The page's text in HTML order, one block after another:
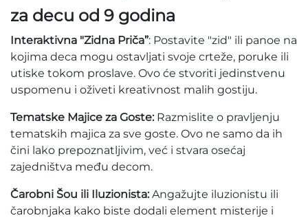
za decu od 9 godina
Interaktivna "Zidna Priča”: Postavite "zid" ili panoe na
kojima deca mogu ostavljati svoje crteže, poruke ili
utiske tokom proslave. Ovo će stvoriti jedinstvenu
uspomenu i oživeti kreativnost malih gostiju.
Tematske Majice za Goste:Razmislite o pravljenju
tematskih majica za sve goste. Ovo ne samo da ih
čini lako prepoznatljivim, već i stvara osećaj
zajedništva među decom.
Čarobni Šou ili Iluzionista:Angažujte iluzionistu ili
čarobnjaka kako biste dodali element misterije i